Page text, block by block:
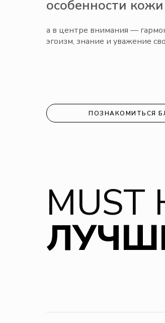
особенности кожи
а в центре внимания —
эгоизм, знание и уважение
ПОЗНАКОМИТЬСЯ
MUST